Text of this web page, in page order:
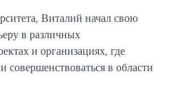
Виталий начал свою
в различных
и организациях, где
совершенствоваться в области